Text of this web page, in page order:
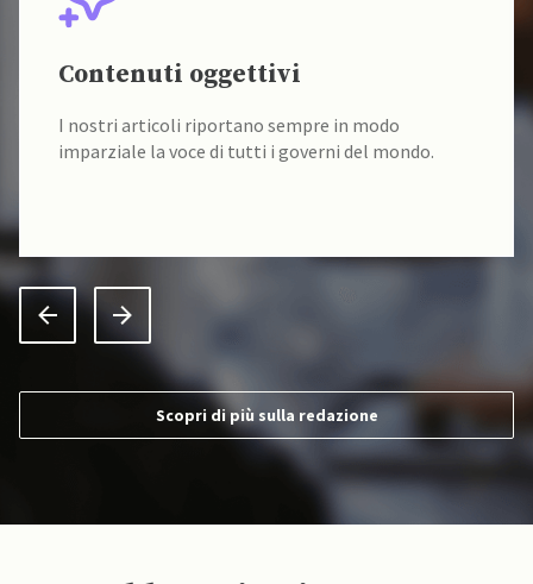
Contenuti oggettivi
I nostri articoli riportano sempre in modo
imparziale la voce di tutti i governi del mondo.
Scopri di più sulla redazione